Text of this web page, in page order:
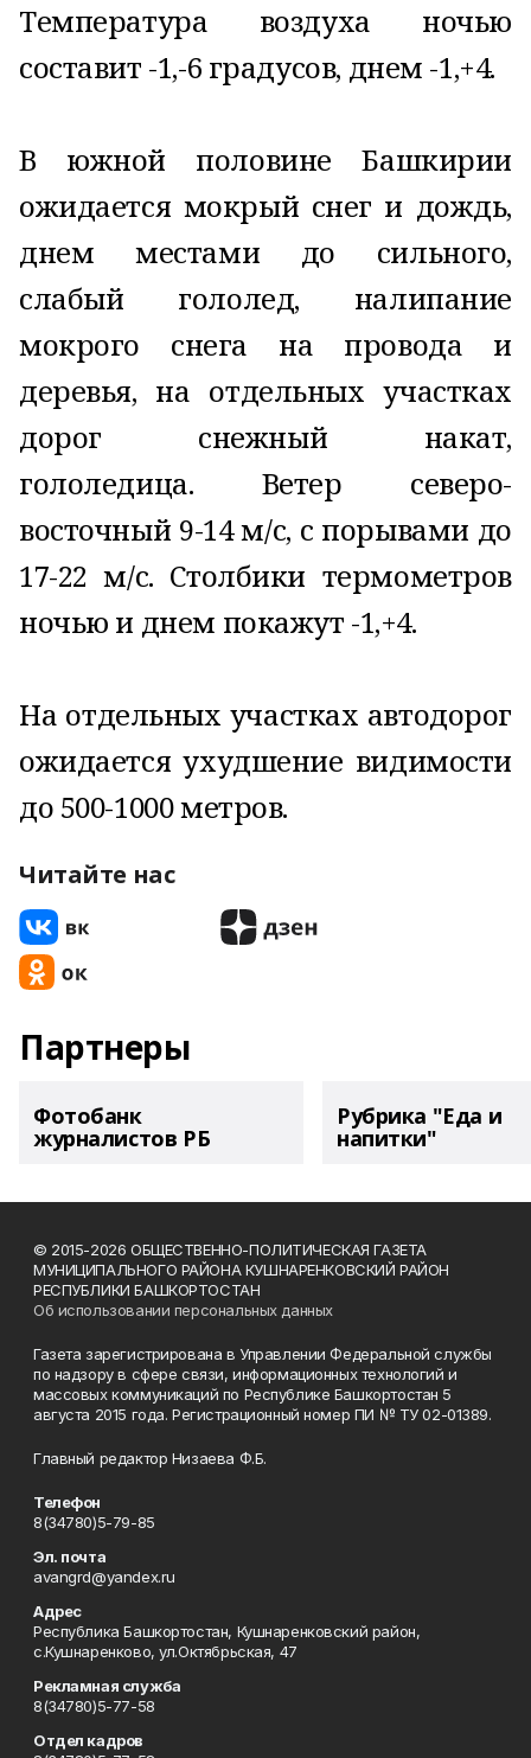
Температура воздуха ночью
составит -1,-6 градусов, днем -1,+4.
В южной половине Башкирии
ожидается мокрый снег и дождь,
днем местами до сильного,
слабый гололед, налипание
мокрого снега на провода и
деревья, на отдельных участках
дорог снежный накат,
гололедица. Ветер северо-
восточный 9-14 м/с, с порывами до
17-22 м/с. Столбики термометров
ночью и днем покажут -1,+4.
На отдельных участках автодорог
ожидается ухудшение видимости
до 500-1000 метров.
Читайте нас
Партнеры
Фотобанк
журналистов РБ
Рубрика "Еда и
напитки"
© 2015-2026 ОБЩЕСТВЕННО-ПОЛИТИЧЕСКАЯ ГАЗЕТА
МУНИЦИПАЛЬНОГО РАЙОНА КУШНАРЕНКОВСКИЙ РАЙОН
РЕСПУБЛИКИ БАШКОРТОСТАН
Об использовании персональных данных
Газета зарегистрирована в Управлении Федеральной службы
по надзору в сфере связи, информационных технологий и
массовых коммуникаций по Республике Башкортостан 5
августа 2015 года. Регистрационный номер ПИ № ТУ 02-01389.
Главный редактор Низаева Ф.Б.
Телефон
8(34780)5-79-85
Эл. почта
avangrd@yandex.ru
Адрес
Республика Башкортостан, Кушнаренковский район,
с.Кушнаренково, ул.Октябрьская, 47
Рекламная служба
8(34780)5-77-58
Отдел кадров